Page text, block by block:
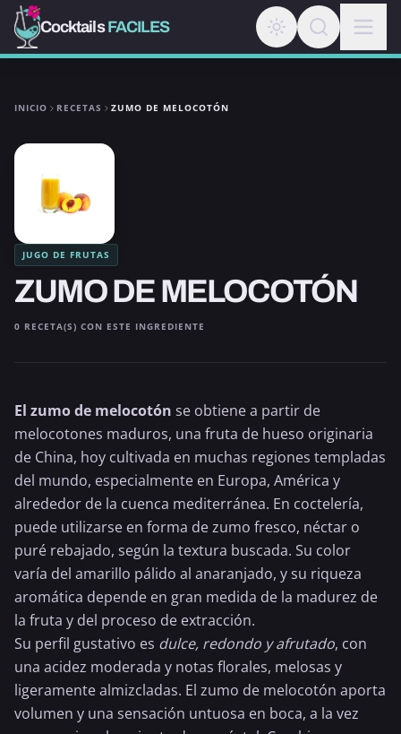
CocktailsFACILES
INICIO RECETAS ZUMO DE MELOCOTÓN
JUGO DE FRUTAS
ZUMO DE MELOCOTÓN
0 RECETA(S) CON ESTE INGREDIENTE
El zumo de melocotón se obtiene a partir de
melocotones maduros, una fruta de hueso originaria
de China, hoy cultivada en muchas regiones templadas
del mundo, especialmente en Europa, América y
alrededor de la cuenca mediterránea. En coctelería,
puede utilizarse en forma de zumo fresco, néctar o
puré rebajado, según la textura buscada. Su color
varía del amarillo pálido al anaranjado, y su riqueza
aromática depende en gran medida de la madurez de
la fruta y del proceso de extracción.
Su perfil gustativo es dulce, redondo y afrutado, con
una acidez moderada y notas florales, melosas y
ligeramente almizcladas. El zumo de melocotón aporta
volumen y una sensación untuosa en boca, a la vez